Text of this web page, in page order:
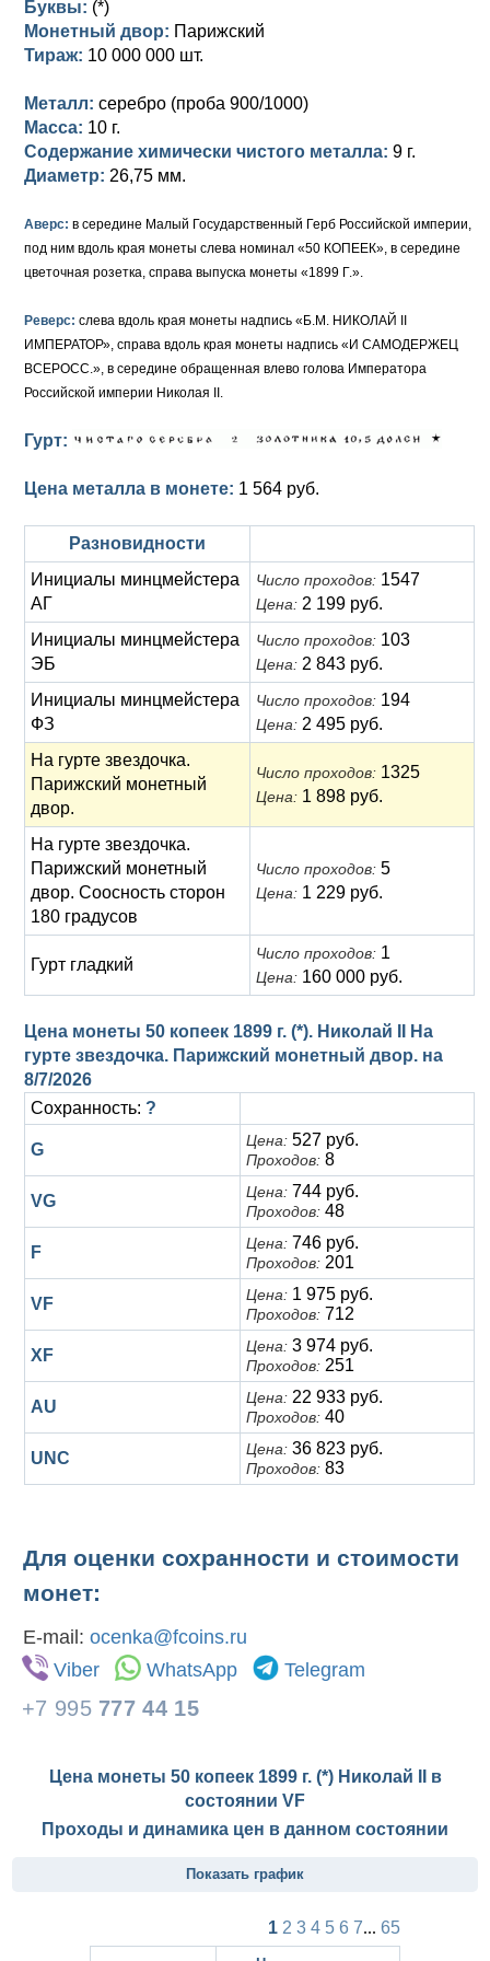
Русско-Польские
Памятные и донативные
Для Грузии
Медь
Серебро
Сибирские монеты
Для Молдавии и Валахии
Таврические монеты
Елизавета I (1741-1762)
Серебро
Медь
Анна Иоанновна (1730-1740)
Петр II (1727-1730)
Екатерина I (1725-1727)
Петр I (1682-1725)
Серебро
Медь
Для Речи Посполитой
Буквы: (*)
Монетный двор: Парижский
Тираж: 10 000 000 шт.
Металл: серебро (проба 900/1000)
Масса: 10 г.
Содержание химически чистого металла: 9 г.
Диаметр: 26,75 мм.
Аверс: в середине Малый Государственный Герб Российской империи,
под ним вдоль края монеты слева номинал «50 КОПЕЕК», в середине
цветочная розетка, справа выпуска монеты «1899 Г.».
Реверс: слева вдоль края монеты надпись «Б.М. НИКОЛАЙ II
ИМПЕРАТОР», справа вдоль края монеты надпись «И САМОДЕРЖЕЦ
ВСЕРОСС.», в середине обращенная влево голова Императора
Российской империи Николая II.
Гурт:
Цена металла в монете: 1 564 руб.
Разновидности
Инициалы минцмейстера
АГ
Число проходов: 1547
Цена: 2 199 руб.
Инициалы минцмейстера
ЭБ
Число проходов: 103
Цена: 2 843 руб.
Инициалы минцмейстера
ФЗ
Число проходов: 194
Цена: 2 495 руб.
На гурте звездочка.
Парижский монетный
двор.
Число проходов: 1325
Цена: 1 898 руб.
На гурте звездочка.
Парижский монетный
двор. Соосность сторон
180 градусов
Число проходов: 5
Цена: 1 229 руб.
Гурт гладкий
Число проходов: 1
Цена: 160 000 руб.
Цена монеты 50 копеек 1899 г. (*). Николай II На
гурте звездочка. Парижский монетный двор. на
8/7/2026
Сохранность: ?
G Цена: 527 руб.
Проходов: 8
VG Цена: 744 руб.
Проходов: 48
F Цена: 746 руб.
Проходов: 201
VF Цена: 1 975 руб.
Проходов: 712
XF Цена: 3 974 руб.
Проходов: 251
AU Цена: 22 933 руб.
Проходов: 40
UNC Цена: 36 823 руб.
Проходов: 83
Для оценки сохранности и стоимости
монет:
E-mail: ocenka@fcoins.ru
Viber
WhatsApp Telegram
+7 995 777 44 15
Цена монеты 50 копеек 1899 г. (*) Николай II в
состоянии VF
Проходы и динамика цен в данном состоянии
Показать график
1 2 3 4 5 6 7... 65